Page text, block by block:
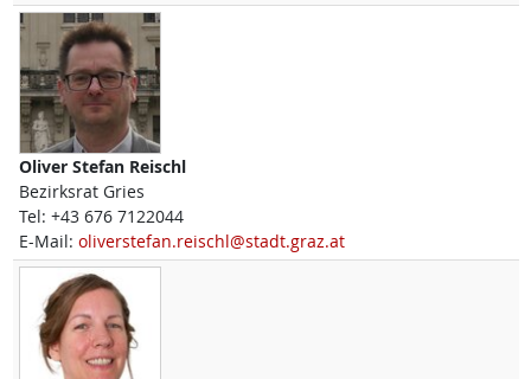
Oliver Stefan Reischl
Bezirksrat Gries
Tel: +43 676 7122044
E-Mail: oliverstefan.reischl@stadt.graz.at